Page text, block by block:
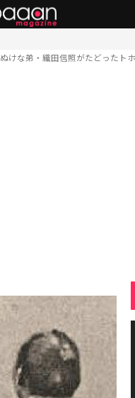
けな弟・織田信照がたどったト